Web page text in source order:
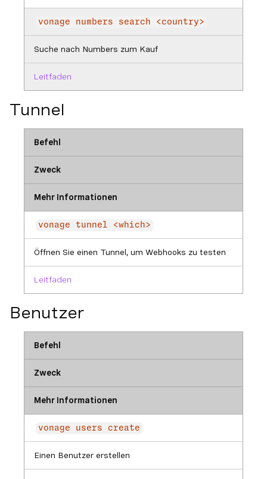
vonage numbers search <country>
Suche nach Numbers zum Kauf
Leitfaden
Tunnel
Befehl
Zweck
Mehr Informationen
vonage tunnel <which>
Öffnen Sie einen Tunnel, um Webhooks zu testen
Leitfaden
Benutzer
Befehl
Zweck
Mehr Informationen
vonage users create
Einen Benutzer erstellen